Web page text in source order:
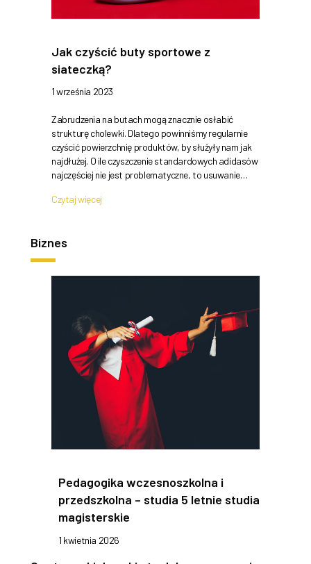
Jak czyścić buty sportowe z
siateczką?
1 września 2023
Zabrudzenia na butach mogą znacznie osłabić
strukturę cholewki. Dlatego powinniśmy regularnie
czyścić powierzchnię produktów, by służyły nam jak
najdłużej. O ile czyszczenie standardowych adidasów
najczęściej nie jest problematyczne, to usuwanie…
Czytaj więcej
Biznes
Pedagogika wczesnoszkolna i
przedszkolna – studia 5 letnie studia
magisterskie
1 kwietnia 2026